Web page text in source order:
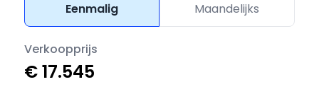
Eenmalig
Maandelijks
Verkoopprijs
€ 17.545